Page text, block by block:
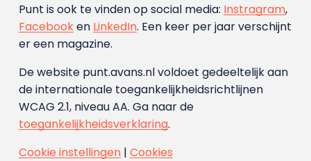
Punt is ook te vinden op social media: Instragram,
Facebooken LinkedIn. Een keer per jaar verschijnt
er een magazine.
De website punt.avans.nl voldoet gedeeltelijk aan
de internationale toegankelijkheidsrichtlijnen
WCAG 2.1, niveau AA. Ga naar de
toegankelijkheidsverklaring.
Cookie instellingen| Cookies